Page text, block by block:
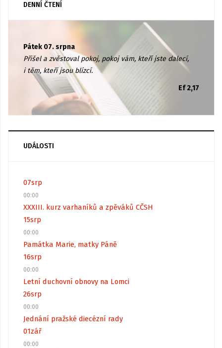
DENNÍ ČTENÍ
Pátek 07. srpna
Přišel a zvěstoval pokoj, pokoj vám, kteří jste dalecí,
i těm, kteří jsou blízcí.
Ef 2,17
UDÁLOSTI
07srp
00:00
XXXIII. kurz varhaníků a zpěváků CČSH
15srp
00:00
Památka Marie, matky Páně
16srp
00:00
Letní duchovní obnovy na Lomci
26srp
00:00
Jednání pražské diecézní rady
01zář
00:00